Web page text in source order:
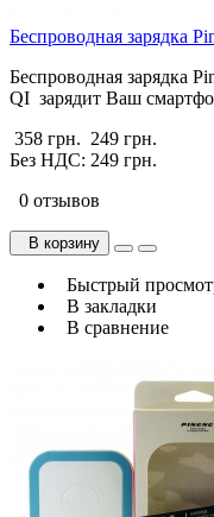
Беспроводная зарядка
Беспроводная зарядка
QI зарядит Ваш
358 грн. 249 грн.
Без НДС: 249 грн.
0 отзывов
В корзину
Быстрый
В закладки
В сравнение